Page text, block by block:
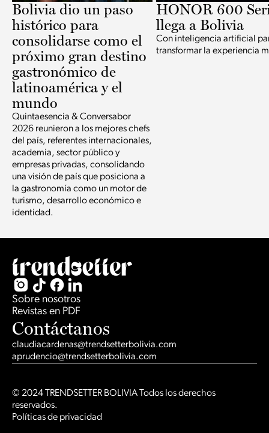
Bolivia dio un paso
histórico para
consolidarse como el
próximo gran destino
gastronómico de
latinoamérica y el
mundo
Quintaesencia & Conversabor
2026 reunieron a los mejores chefs
del país, referentes internacionales,
academia, sector público y
empresas privadas, consolidando
una visión de país que posiciona a
la gastronomía como un motor de
turismo, desarrollo económico e
identidad.
HONOR 600
llega a Bolivia
Con inteligencia artificial
transformar la experiencia
Sobre nosotros
Revistas en PDF
Contáctanos
claudiacardenas@trendsetterbolivia.com
aprudencio@trendsetterbolivia.com
© 2024 TRENDSETTER BOLIVIA Todos los derechos
reservados.
Políticas de privacidad